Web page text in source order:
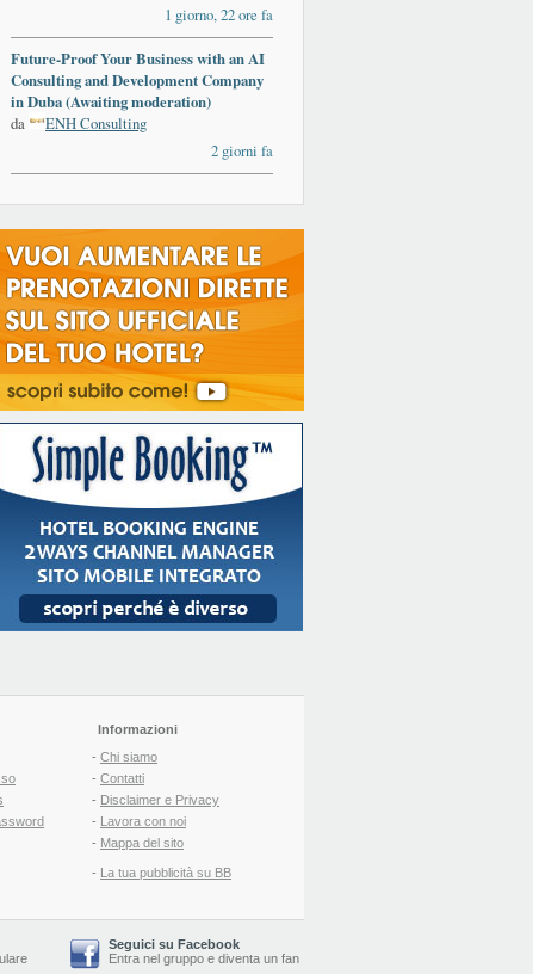
1 giorno, 22 ore fa
Future-Proof Your Business with an AI
Consulting and Development Company
in Duba (Awaiting moderation)
da
ENH Consulting
2 giorni fa
Informazioni
- Chi siamo
- Contatti
- Disclaimer e Privacy
- Lavora con noi
- Mappa del sito
- La tua pubblicità su BB
Seguici su Facebook
Entra nel gruppo e diventa un fan